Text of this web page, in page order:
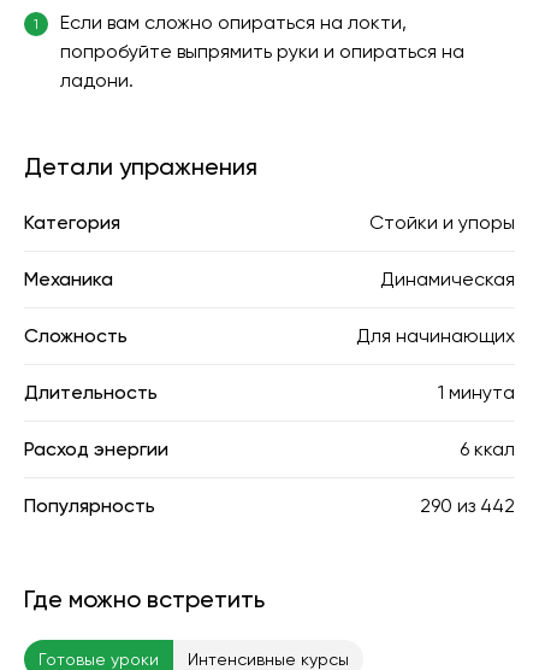
1
Если вам сложно опираться на локти,
попробуйте выпрямить руки и опираться на
ладони.
Детали упражнения
Категория Стойки и упоры
Механика Динамическая
Сложность Для начинающих
Длительность 1 минута
Расход энергии 6 ккал
Популярность 290 из 442
Где можно встретить
Готовые уроки Интенсивные курсы